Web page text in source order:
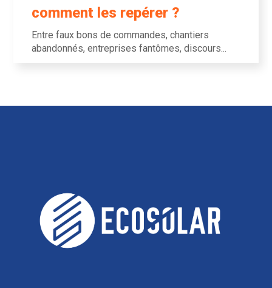
comment les repérer ?
Entre faux bons de commandes, chantiers
abandonnés, entreprises fantômes, discours...